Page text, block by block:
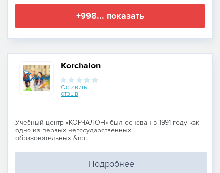
+998... показать
Korchalon
Оставить
отзыв
Учебный центр «КОРЧАЛОН» был основан в 1991 году как
одно из первых негосударственных
образовательных &nb...
Подробнее